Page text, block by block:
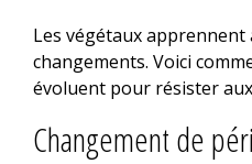
Les végétaux apprennent
changements. Voici
évoluent pour résister
Changement de